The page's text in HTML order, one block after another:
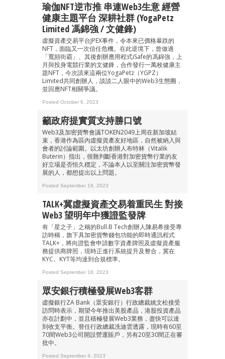
瑜伽NFT逆市推 串連Web3生意 經營
健康主題平台 深耕社群 (YogaPetz
Limited 馮錦強 / 文健鋒)
虛擬資產交易平台JPEX事件，令本來已價格暴跌的
NFT，面臨又一次信任危機。在此逆境下，曾做過
「寬頻街霸」、其後創辦應用程式iSafe的馮錦強，上
月與投身電競行業的文健鋒，合作發行一萬枚健康主
題NFT，今次請來這兩位YogaPetz（YGPZ）
Limited共同創辦人，談談二人眼中的Web3生態圈，
並回應NFT相關爭議。
Posted October 6, 2023
籲政府提實質支持勝口號
Web3及加密貨幣會議TOKEN2049上周在新加坡結
束，香港作為區內虛擬資產友好地區，自然被納入與
會者的討論範圍。以太坊創辦人布特林（Vitalik
Buterin）指出，很難判斷香港對加密貨幣行業的友
好立場是否恒久穩定，不論本人以至關注加密貨幣發
展的人，都想提出以上問題。
Posted September 18, 2023
TALK+冀虛擬資產交易着重民生 對接
Web3 望明年中獲證監發牌
有「星之子」之稱的Bull.B Tech創辦人陳易希接受專
訪時稱，旗下具加密貨幣錢包功能的即時通訊程式
TALK+，將向證監會申請數字資產牌照及虛擬資產服
務提供商牌照，現時正進行系統提升及整合，冀在
KYC、KYT等均達到合規標準。
Posted September 18, 2023
眾安銀行積極發展Web3客群
虛擬銀行ZA Bank（眾安銀行）行政總裁姚文松接受
訪問時表示，期望今年推出美股產品，港股投資產品
亦在計劃中，並且積極發展Web3業務，盡快可以達
到收支平衡。替任行政總裁冼迪雲透露，現時有60至
70間Web3公司開設營運賬戶，另有20至30間正在審
批中。
Posted September 4, 2023
箱！